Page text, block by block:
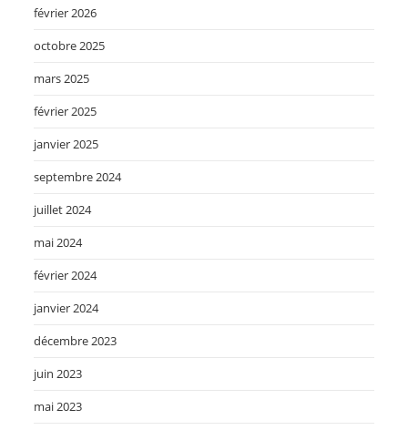
février 2026
octobre 2025
mars 2025
février 2025
janvier 2025
septembre 2024
juillet 2024
mai 2024
février 2024
janvier 2024
décembre 2023
juin 2023
mai 2023